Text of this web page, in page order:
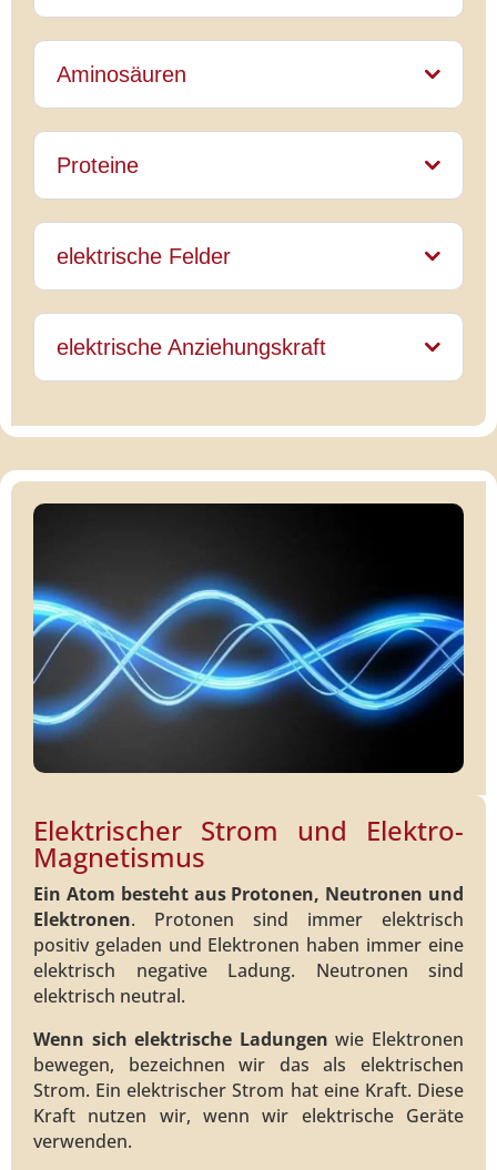
Aminosäuren
Proteine
elektrische Felder
elektrische Anziehungskraft
Elektrischer Strom und Elektro-
Magnetismus
Ein Atom besteht aus Protonen, Neutronen und
Elektronen. Protonen sind immer elektrisch
positiv geladen und Elektronen haben immer eine
elektrisch negative Ladung. Neutronen sind
elektrisch neutral.
Wenn sich elektrische Ladungen wie Elektronen
bewegen, bezeichnen wir das als elektrischen
Strom. Ein elektrischer Strom hat eine Kraft. Diese
Kraft nutzen wir, wenn wir elektrische Geräte
verwenden.